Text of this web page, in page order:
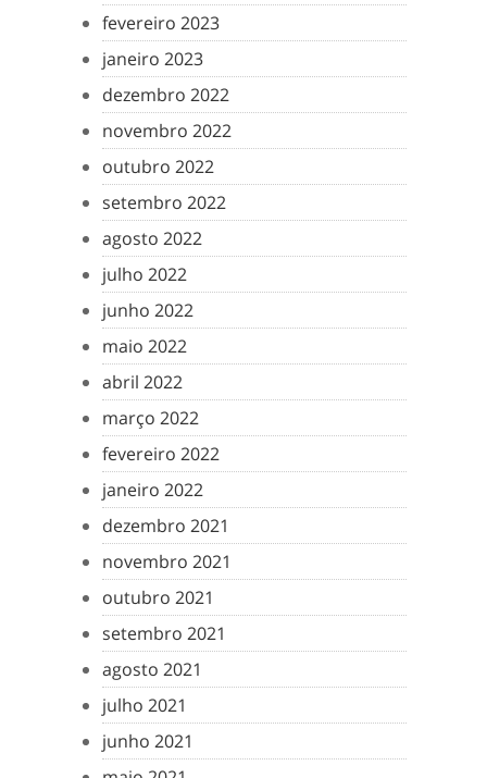
fevereiro 2023
janeiro 2023
dezembro 2022
novembro 2022
outubro 2022
setembro 2022
agosto 2022
julho 2022
junho 2022
maio 2022
abril 2022
março 2022
fevereiro 2022
janeiro 2022
dezembro 2021
novembro 2021
outubro 2021
setembro 2021
agosto 2021
julho 2021
junho 2021